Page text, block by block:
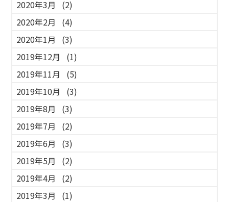
2020年3月
(2)
2020年2月
(4)
2020年1月
(3)
2019年12月
(1)
2019年11月
(5)
2019年10月
(3)
2019年8月
(3)
2019年7月
(2)
2019年6月
(3)
2019年5月
(2)
2019年4月
(2)
2019年3月
(1)